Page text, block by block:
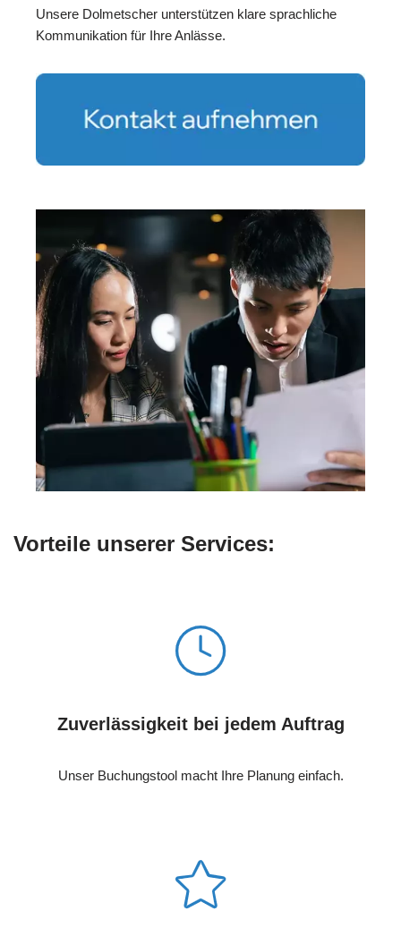
Unsere Dolmetscher unterstützen klare sprachliche
Kommunikation für Ihre Anlässe.
Vorteile unserer Services:
Zuverlässigkeit bei jedem Auftrag
Unser Buchungstool macht Ihre Planung einfach.